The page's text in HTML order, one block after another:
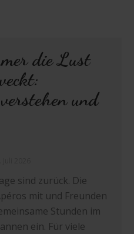
die Lust
und
sind zurück. Die
mit und Freunden
Stunden im
ein. Für viele